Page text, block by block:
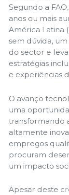
Segundo a
anos ou mais
América Latina
sem dúvida,
do sector e
estratégias
e experiências
O avanço
uma
transformando
altamente
empregos
procuram
um impacto
Apesar deste